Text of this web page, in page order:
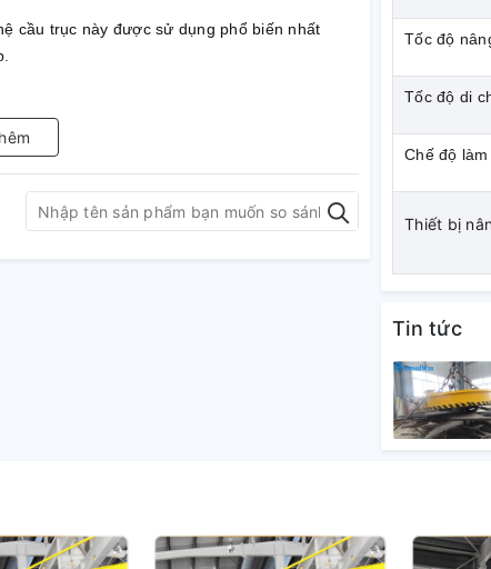
cầu trục này được sử dụng phổ biến nhất
điện(tời điện).
chuyển vật nâng theo phương của dầm
Tốc độ
Tốc độ di
Chế độ
Thiết bị
Tin tức